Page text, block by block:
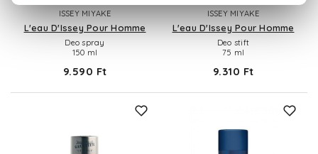
ISSEY MIYAKE
L'eau D'Issey Pour Homme
Deo spray
150 ml
9.590 Ft
ISSEY MIYAKE
L'eau D'Issey Pour Homme
Deo stift
75 ml
9.310 Ft